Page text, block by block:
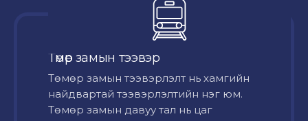
Төмөр замын тээвэр
Төмөр замын тээвэрлэлт нь хамгийн
найдвартай тээвэрлэлтийн нэг юм.
Төмөр замын давуу тал нь цаг